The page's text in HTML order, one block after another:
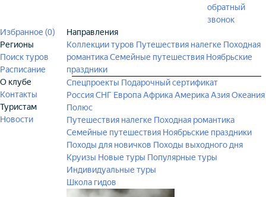
обратный
звонок
Избранное (0)
Регионы
Поиск туров
Расписание
О клубе
Контакты
Туристам
Новости
Направления
Коллекции туров Путешествия налегке Походная
романтикаСемейные путешествия Ноябрьские
праздники
Спецпроекты Подарочный сертификат
РоссияСНГ ЕвропаАфрикаАмерикаАзияОкеания
Полюс
Путешествия налегке Походная романтика
Семейные путешествия Ноябрьские праздники
Походы для новичков Походы выходного дня
Круизы Новые туры Популярные туры
Индивидуальные туры
Школа гидов